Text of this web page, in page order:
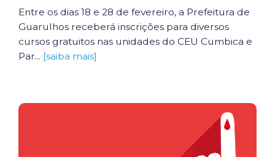
Entre os dias 18 e 28 de fevereiro, a Prefeitura de
Guarulhos receberá inscrições para diversos
cursos gratuitos nas unidades do CEU Cumbica e
Par... [saiba mais]